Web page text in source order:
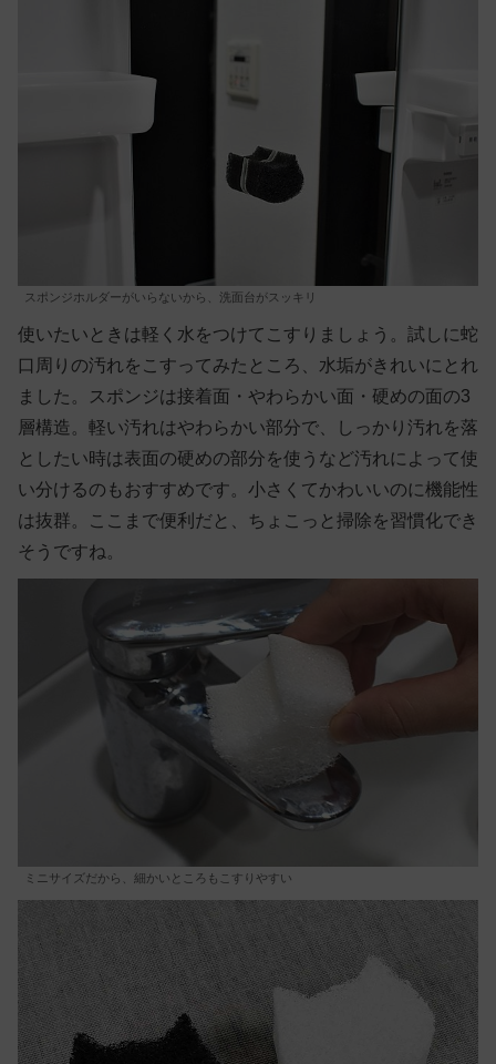
スポンジホルダーがいらないから、洗面台がスッキリ
使いたいときは軽く水をつけてこすりましょう。試しに蛇
口周りの汚れをこすってみたところ、水垢がきれいにとれ
ました。スポンジは接着面・やわらかい面・硬めの面の3
層構造。軽い汚れはやわらかい部分で、しっかり汚れを落
としたい時は表面の硬めの部分を使うなど汚れによって使
い分けるのもおすすめです。小さくてかわいいのに機能性
は抜群。ここまで便利だと、ちょこっと掃除を習慣化でき
そうですね。
ミニサイズだから、細かいところもこすりやすい